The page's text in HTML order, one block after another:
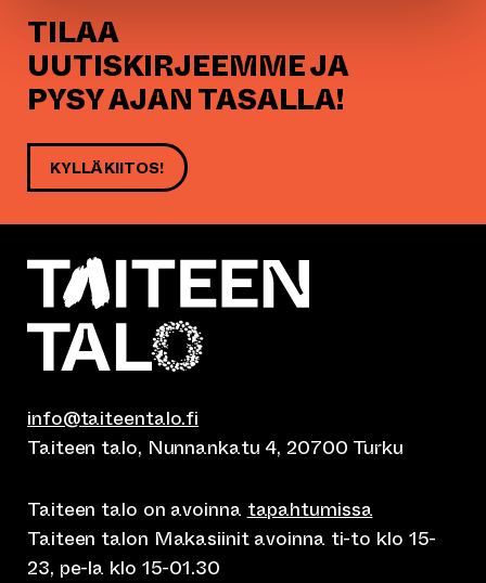
TILAA
UUTISKIRJEEMME JA
PYSY AJAN TASALLA!
KYLLÄ KIITOS!
info@taiteentalo.fi
Taiteen talo, Nunnankatu 4, 20700 Turku
Taiteen talo on avoinna tapahtumissa
Taiteen talon Makasiinit avoinna ti-to klo 15-
23, pe-la klo 15-01.30